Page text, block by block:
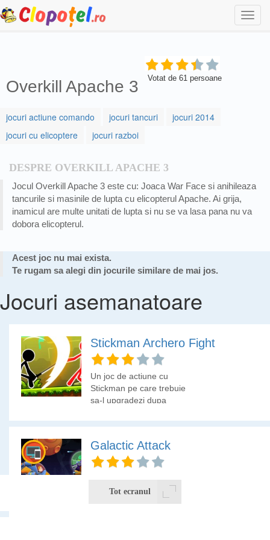
Overkill Apache 3 Votat de 61 persoane
jocuri actiune comando jocuri tancuri
jocuri 2014
jocuri cu elicoptere
jocuri razboi
DESPRE OVERKILL APACHE 3
Jocul Overkill Apache 3 este cu: Joaca War Face si anihileaza
tancurile si masinile de lupta cu elicopterul Apache. Ai grija,
inamicul are multe unitati de lupta si nu se va lasa pana nu va
dobora elicopterul.
Acest joc nu mai exista.
Te rugam sa alegi din jocurile similare de mai jos.
Jocuri asemanatoare
Stickman Archero Fight
Un joc de actiune cu
Stickman pe care trebuie
sa-l upgradezi dupa
Galactic Attack
Intra cea mai tare
aventura galactica si
anihileaza navele care te
Tot ecranul